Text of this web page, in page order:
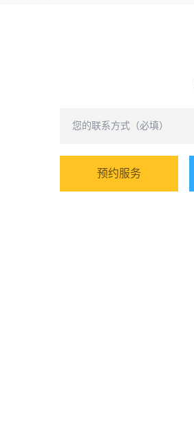
预约服务